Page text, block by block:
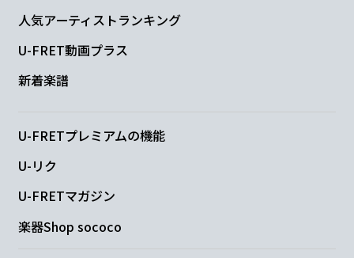
人気アーティストランキング
U-FRET動画プラス
新着楽譜
U-FRETプレミアムの機能
U-リク
U-FRETマガジン
楽器Shop sococo